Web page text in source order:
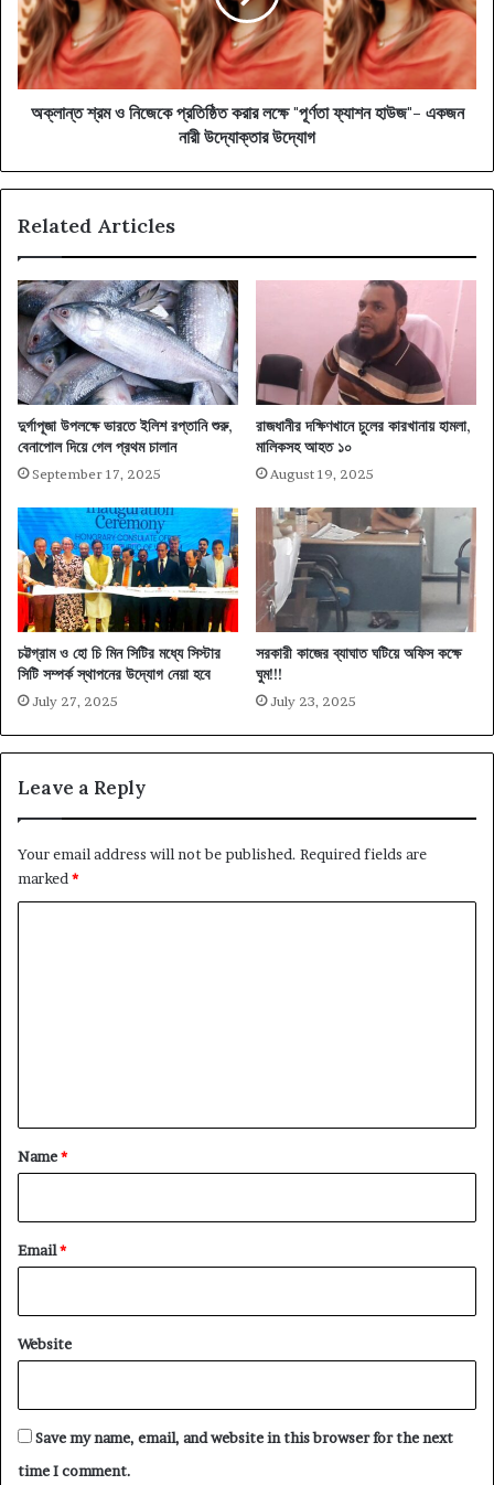
করার
লক্ষে
"পূর্ণতা
ফ্যাশন
হাউজ"-
অক্লান্ত শ্রম ও নিজেকে প্রতিষ্ঠিত করার লক্ষে "পূর্ণতা ফ্যাশন হাউজ"- একজন
নারী উদ্যোক্তার উদ্যোগ
Related Articles
দুর্গাপূজা উপলক্ষে ভারতে ইলিশ রপ্তানি শুরু,
বেনাপোল দিয়ে গেল প্রথম চালান
September 17, 2025
রাজধানীর দক্ষিণখানে চুলের কারখানায় হামলা,
মালিকসহ আহত ১০
August 19, 2025
চট্টগ্রাম ও হো চি মিন সিটির মধ্যে সিস্টার
সিটি সম্পর্ক স্থাপনের উদ্যোগ নেয়া হবে
July 27, 2025
সরকারী কাজের ব্যাঘাত ঘটিয়ে অফিস কক্ষে
ঘুম!!!
July 23, 2025
Leave a Reply
Your email address will not be published. Required fields are
marked *
*
Name*
Email*
Website
Save my name, email, and website in this browser for the next
time I comment.